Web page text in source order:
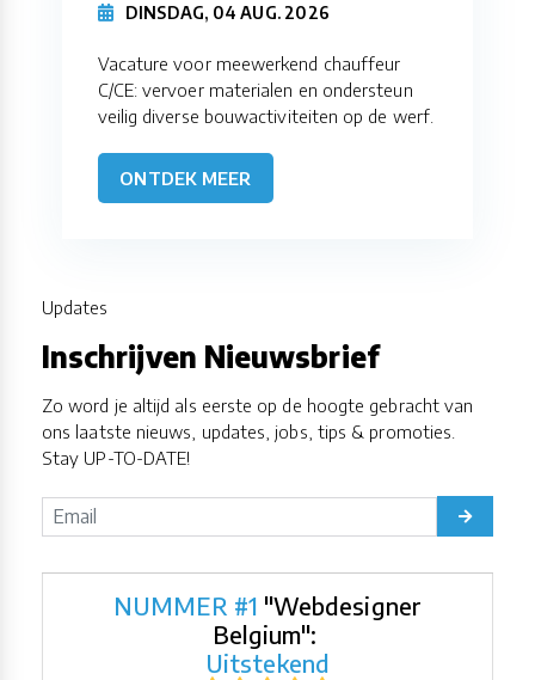
DINSDAG, 04 AUG. 2026
Vacature voor meewerkend chauffeur
C/CE: vervoer materialen en ondersteun
veilig diverse bouwactiviteiten op de werf.
ONTDEK MEER
Updates
Inschrijven Nieuwsbrief
Zo word je altijd als eerste op de hoogte gebracht van
ons laatste nieuws, updates, jobs, tips & promoties.
Stay UP-TO-DATE!
NUMMER #1 "Webdesigner
Belgium":
Uitstekend